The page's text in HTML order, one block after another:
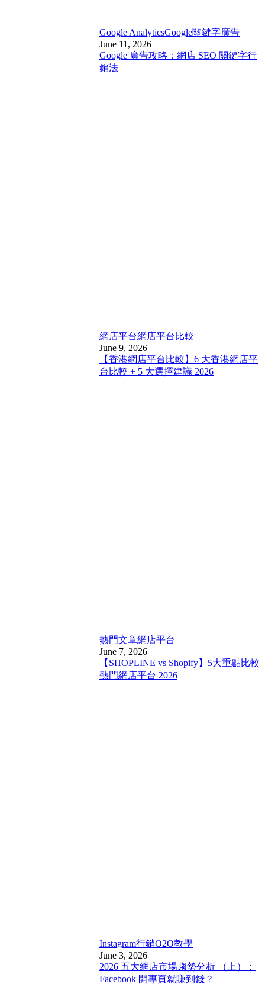
Google AnalyticsGoogle關鍵字廣告
June 11, 2026
Google 廣告攻略：網店 SEO 關鍵字行
銷法
網店平台網店平台比較
June 9, 2026
【香港網店平台比較】6 大香港網店平
台比較 + 5 大選擇建議 2026
熱門文章網店平台
June 7, 2026
【SHOPLINE vs Shopify】5大重點比較
熱門網店平台 2026
Instagram行銷O2O教學
June 3, 2026
2026 五大網店市場趨勢分析 （上）：
Facebook 開專頁就賺到錢？